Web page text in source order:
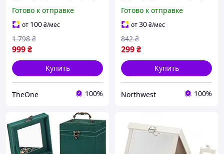
HA1048 "TheOne"
Готово к отправке
от 100₴/мес
999₴
1 798 ₴
Купить
TheOne 100%
Northwest
Готово к отправке
от30₴/мес
299₴
842 ₴
Купить
Northwest 100%